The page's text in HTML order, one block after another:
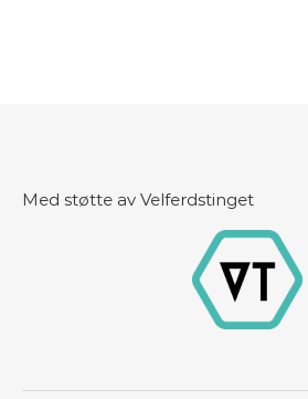
Med støtte av Velferdstinget